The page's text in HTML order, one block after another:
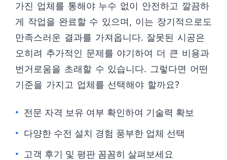
가진 업체를 통해야 누수 없이 안전하고 깔끔하
게 작업을 완료할 수 있으며, 이는 장기적으로도
만족스러운 결과를 가져옵니다. 잘못된 시공은
오히려 추가적인 문제를 야기하여 더 큰 비용과
번거로움을 초래할 수 있습니다. 그렇다면 어떤
기준을 가지고 업체를 선택해야 할까요?
전문 자격 보유 여부 확인하여 기술력 확보
다양한 수전 설치 경험 풍부한 업체 선택
고객 후기 및 평판 꼼꼼히 살펴보세요